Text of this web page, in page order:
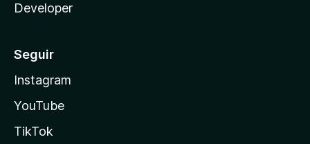
Developer
Seguir
Instagram
YouTube
TikTok